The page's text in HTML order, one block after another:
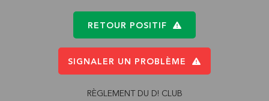
RETOUR POSITIF
SIGNALER UN PROBLÈME
RÈGLEMENT DU D! CLUB